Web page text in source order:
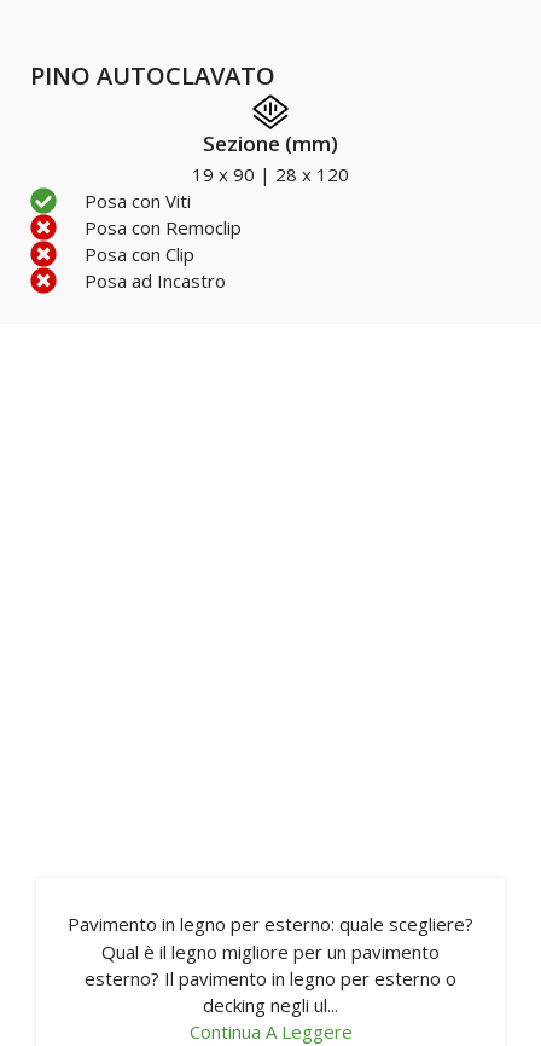
PINO AUTOCLAVATO
Sezione (mm)
19 x 90 | 28 x 120
Posa con Viti
Posa con Remoclip
Posa con Clip
Posa ad Incastro
Pavimento in legno per esterno: quale scegliere?
Qual è il legno migliore per un pavimento
esterno? Il pavimento in legno per esterno o
decking negli ul...
Continua A Leggere